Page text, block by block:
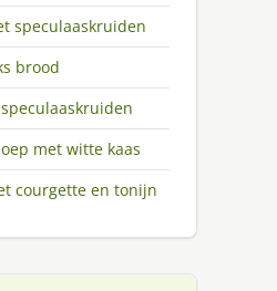
speculaaskruiden
brood
met witte kaas
courgette en tonijn